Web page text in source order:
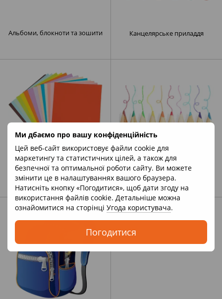
Ми дбаємо про вашу конфіденційність
Цей веб-сайт використовує файли cookie для
маркетингу та статистичних цілей, а також для
безпечної та оптимальної роботи сайту. Ви можете
змінити це в налаштуваннях вашого браузера.
Натисніть кнопку «Погодитися», щоб дати згоду на
використання файлів cookie. Детальніше можна
ознайомитися на сторінці Угода користувача.
Погодитися
Альбоми, блокноти та зошити Канцелярське приладдя
Кольоровий папір та картон
Олівці, ручки, фломастери,
фарби, крейда